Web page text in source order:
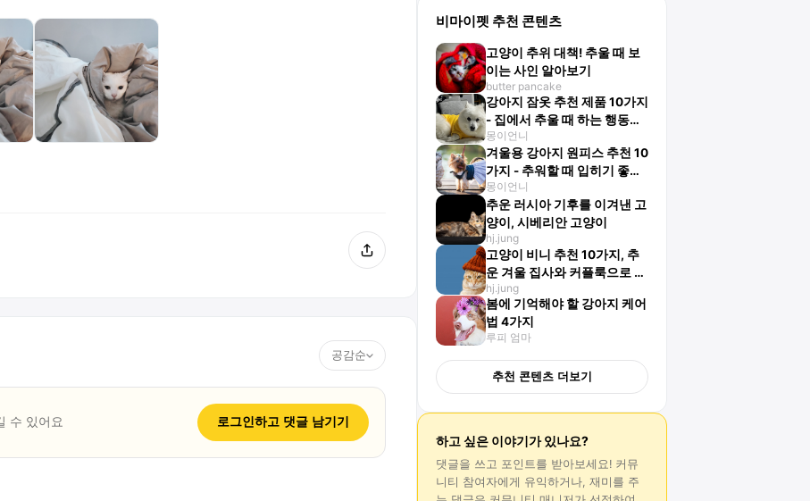
공감순
수 있어요 로그인하고 댓글 남기기
비마이펫 추천 콘텐츠
고양이 추위 대책! 추울 때 보
이는 사인 알아보기
butter pancake
강아지 잠옷 추천 제품 10가지
- 집에서 추울 때 하는 행동
은?
몽이언니
겨울용 강아지 원피스 추천 10
가지 - 추워할 때 입히기 좋아
요
몽이언니
추운 러시아 기후를 이겨낸 고
양이, 시베리안 고양이
hj.jung
고양이 비니 추천 10가지, 추
운 겨울 집사와 커플룩으로 완
성!
hj.jung
봄에 기억해야 할 강아지 케어
법 4가지
루피 엄마
추천 콘텐츠 더보기
하고 싶은 이야기가 있나요?
댓글을 쓰고 포인트를 받아보세요! 커뮤
니티 참여자에게 유익하거나, 재미를 주